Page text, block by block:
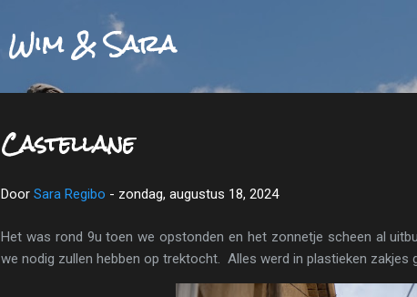
Wim & Sara
Castellane
Door Sara Regibo - zondag, augustus 18, 2024
Het was rond 9u toen we opstonden en het zonnetje scheen al
we nodig zullen hebben op trektocht. Alles werd in plastieken zakjes